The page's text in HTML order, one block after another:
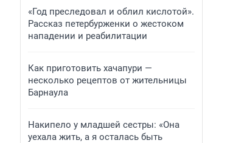
«Год преследовал и облил кислотой».
Рассказ петербурженки о жестоком
нападении и реабилитации
Как приготовить хачапури —
несколько рецептов от жительницы
Барнаула
Накипело у младшей сестры: «Она
уехала жить, а я осталась быть